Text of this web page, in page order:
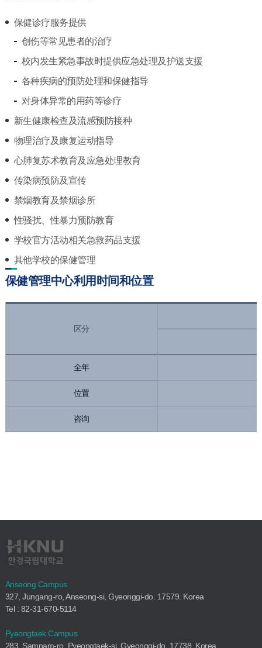
保健诊疗服务提供
创伤等常见患者的治疗
校内发生紧急事故时提供应急处理及护送支援
各种疾病的预防处理和保健指导
对身体异常的用药等诊疗
新生健康检查及流感预防接种
物理治疗及康复运动指导
心肺复苏术教育及应急处理教育
传染病预防及宣传
禁烟教育及禁烟诊所
性骚扰、性暴力预防教育
学校官方活动相关急救药品支援
其他学校的保健管理
保健管理中心利用时间和位置
区分
全年
位置
咨询
Anseong Campus
327, Jungang-ro, Anseong-si, Gyeonggi-do. 17579. Korea
Tel : 82-31-670-5114
Pyeongtaek Campus
283, Samnam-ro, Pyeongtaek-si, Gyeonggi-do. 17738. Korea